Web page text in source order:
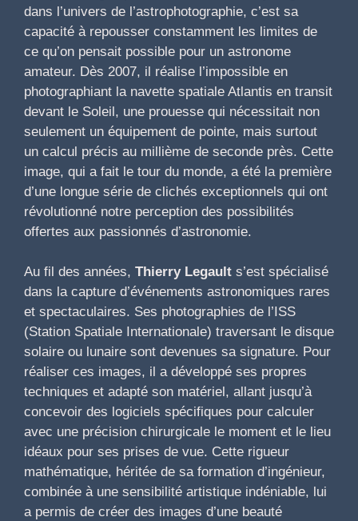
dans l’univers de l’astrophotographie, c’est sa
capacité à repousser constamment les limites de
ce qu’on pensait possible pour un astronome
amateur. Dès 2007, il réalise l’impossible en
photographiant la navette spatiale Atlantis en transit
devant le Soleil, une prouesse qui nécessitait non
seulement un équipement de pointe, mais surtout
un calcul précis au millième de seconde près. Cette
image, qui a fait le tour du monde, a été la première
d’une longue série de clichés exceptionnels qui ont
révolutionné notre perception des possibilités
offertes aux passionnés d’astronomie.
Au fil des années, Thierry Legault s’est spécialisé
dans la capture d’événements astronomiques rares
et spectaculaires. Ses photographies de l’ISS
(Station Spatiale Internationale) traversant le disque
solaire ou lunaire sont devenues sa signature. Pour
réaliser ces images, il a développé ses propres
techniques et adapté son matériel, allant jusqu’à
concevoir des logiciels spécifiques pour calculer
avec une précision chirurgicale le moment et le lieu
idéaux pour ses prises de vue. Cette rigueur
mathématique, héritée de sa formation d’ingénieur,
combinée à une sensibilité artistique indéniable, lui
a permis de créer des images d’une beauté